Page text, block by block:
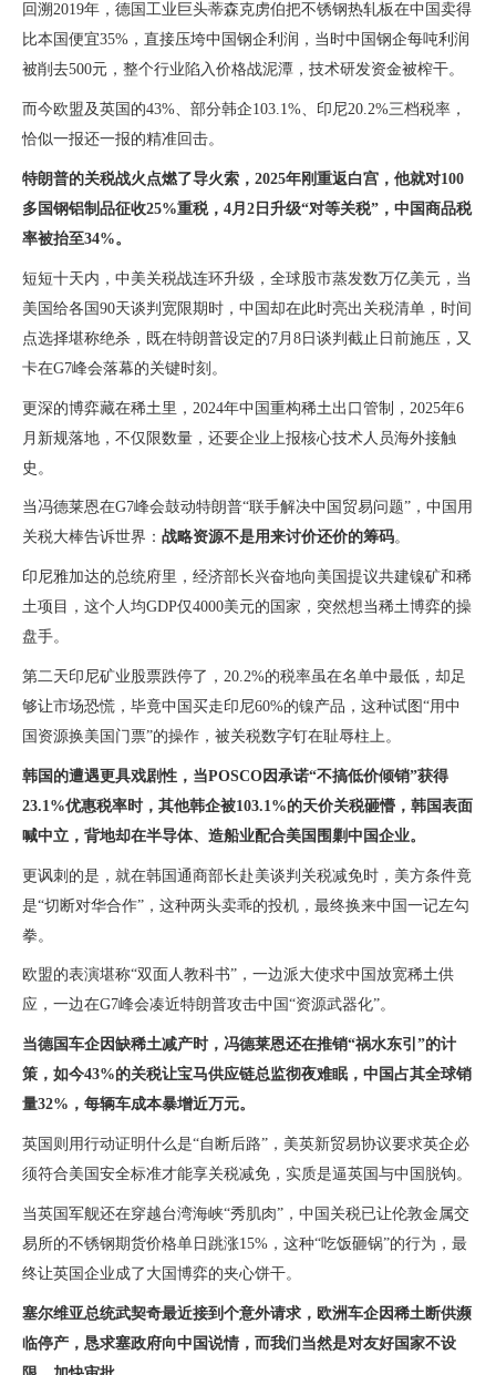
回溯2019年，德国工业巨头蒂森克虏伯把不锈钢热轧板在中国卖得
比本国便宜35%，直接压垮中国钢企利润，当时中国钢企每吨利润
被削去500元，整个行业陷入价格战泥潭，技术研发资金被榨干。
而今欧盟及英国的43%、部分韩企103.1%、印尼20.2%三档税率，
恰似一报还一报的精准回击。
特朗普的关税战火点燃了导火索，2025年刚重返白宫，他就对100
多国钢铝制品征收25%重税，4月2日升级“对等关税”，中国商品税
率被抬至34%。
短短十天内，中美关税战连环升级，全球股市蒸发数万亿美元，当
美国给各国90天谈判宽限期时，中国却在此时亮出关税清单，时间
点选择堪称绝杀，既在特朗普设定的7月8日谈判截止日前施压，又
卡在G7峰会落幕的关键时刻。
更深的博弈藏在稀土里，2024年中国重构稀土出口管制，2025年6
月新规落地，不仅限数量，还要企业上报核心技术人员海外接触
史。
当冯德莱恩在G7峰会鼓动特朗普“联手解决中国贸易问题”，中国用
关税大棒告诉世界： 战略资源不是用来讨价还价的筹码。
印尼雅加达的总统府里，经济部长兴奋地向美国提议共建镍矿和稀
土项目，这个人均GDP仅4000美元的国家，突然想当稀土博弈的操
盘手。
第二天印尼矿业股票跌停了，20.2%的税率虽在名单中最低，却足
够让市场恐慌，毕竟中国买走印尼60%的镍产品，这种试图“用中
国资源换美国门票”的操作，被关税数字钉在耻辱柱上。
韩国的遭遇更具戏剧性，当POSCO因承诺“不搞低价倾销”获得
23.1%优惠税率时，其他韩企被103.1%的天价关税砸懵，韩国表面
喊中立，背地却在半导体、造船业配合美国围剿中国企业。
更讽刺的是，就在韩国通商部长赴美谈判关税减免时，美方条件竟
是“切断对华合作”，这种两头卖乖的投机，最终换来中国一记左勾
拳。
欧盟的表演堪称“双面人教科书”，一边派大使求中国放宽稀土供
应，一边在G7峰会凑近特朗普攻击中国“资源武器化”。
当德国车企因缺稀土减产时，冯德莱恩还在推销“祸水东引”的计
策，如今43%的关税让宝马供应链总监彻夜难眠，中国占其全球销
量32%，每辆车成本暴增近万元。
英国则用行动证明什么是“自断后路”，美英新贸易协议要求英企必
须符合美国安全标准才能享关税减免，实质是逼英国与中国脱钩。
当英国军舰还在穿越台湾海峡“秀肌肉”，中国关税已让伦敦金属交
易所的不锈钢期货价格单日跳涨15%，这种“吃饭砸锅”的行为，最
终让英国企业成了大国博弈的夹心饼干。
塞尔维亚总统武契奇最近接到个意外请求，欧洲车企因稀土断供濒
临停产，恳求塞政府向中国说情，而我们当然是对友好国家不设